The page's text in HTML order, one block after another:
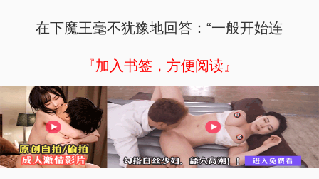
在下魔王毫不犹豫地回答：“一般开始连
『加入书签，方便阅读』